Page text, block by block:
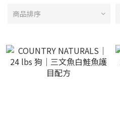
商品排序